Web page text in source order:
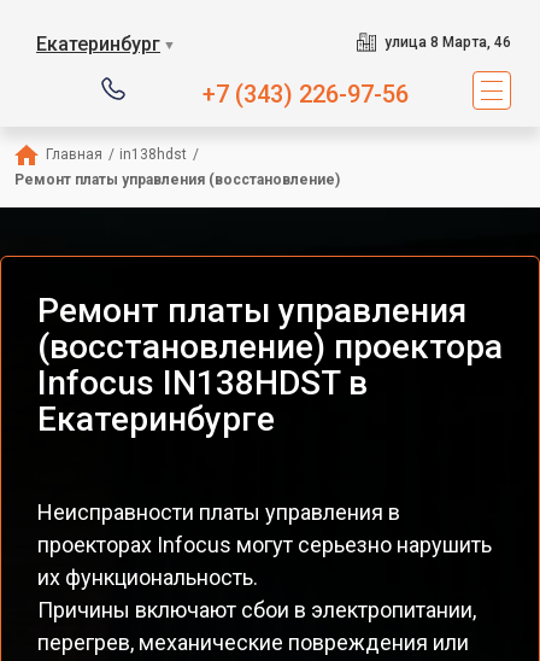
Екатеринбург ▼ улица 8 Марта, 46
+7 (343) 226-97-56
Главная / in138hdst /
Ремонт платы управления (восстановление)
Ремонт платы управления
(восстановление) проектора
Infocus IN138HDST в
Екатеринбурге
Неисправности платы управления в
проекторах Infocus могут серьезно нарушить
их функциональность.
Причины включают сбои в электропитании,
перегрев, механические повреждения или